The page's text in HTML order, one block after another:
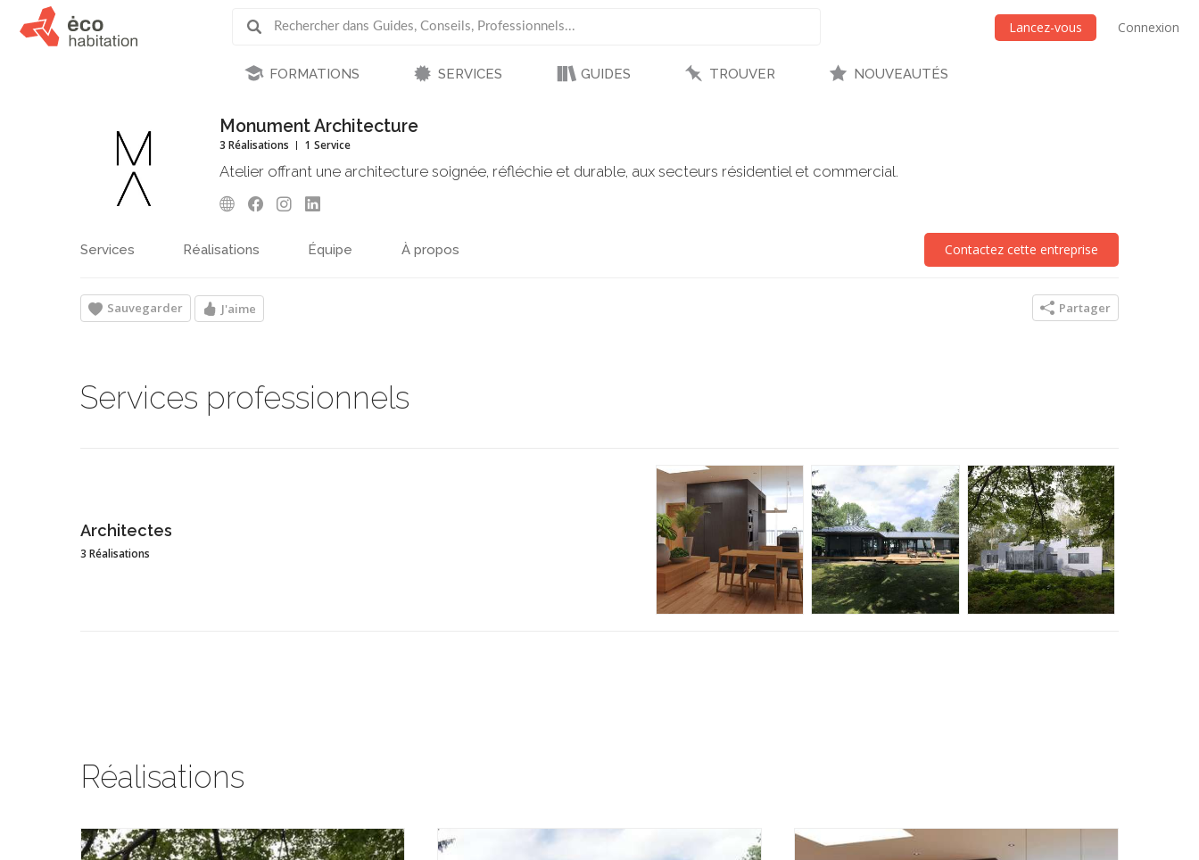
Lancez-vous Connexion
FORMATIONS SERVICES GUIDES TROUVER NOUVEAUTÉS
Monument Architecture
3 Réalisations 1 Service
Atelier offrant une architecture soignée, réfléchie et durable, aux secteurs résidentiel et commercial.
Contactez cette entreprise
Services Réalisations Équipe À propos
Sauvegarder J'aime Partager
Services professionnels
Architectes
3 Réalisations
Réalisations